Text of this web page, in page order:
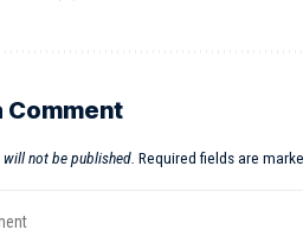
Comment
not be published. Required fields are